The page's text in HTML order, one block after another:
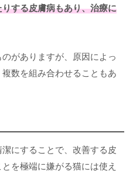
する皮膚病もあり、治療に
がありますが、原因によっ
数を組み合わせることもあ
にすることで、改善する皮
を極端に嫌がる猫には使え